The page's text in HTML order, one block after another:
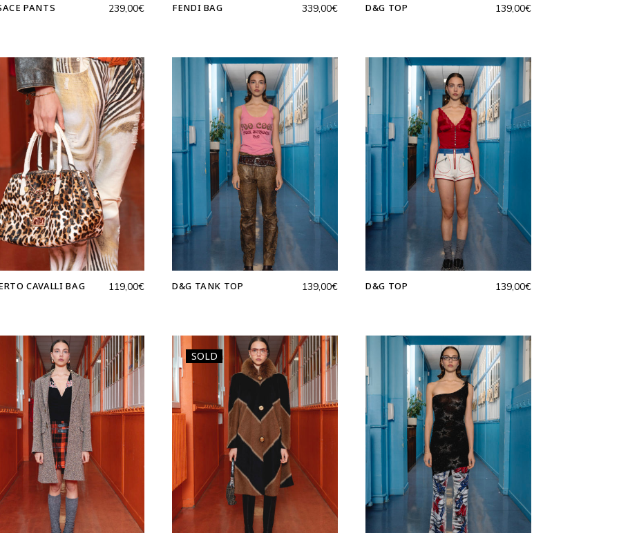
PANTS 239,00€ FENDI BAG 339,00€ D&G TOP 139,00€
CAVALLI BAG 119,00€ D&G TANK TOP 139,00€ D&G TOP 139,00€
SOLD